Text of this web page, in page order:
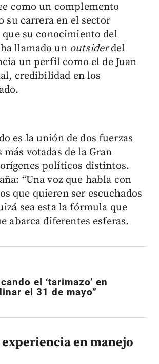
como un complemento
su carrera en el sector
su conocimiento del
llamado un outsiderdel
un perfil como el de Juan
credibilidad en los
es la unión de dos fuerzas
votadas de la Gran
políticos distintos.
“Una voz que habla con
que quieren ser escuchados
sea esta la fórmula que
abarca diferentes esferas.
el ‘tarimazo’ en
el 31 de mayo”
en manejo